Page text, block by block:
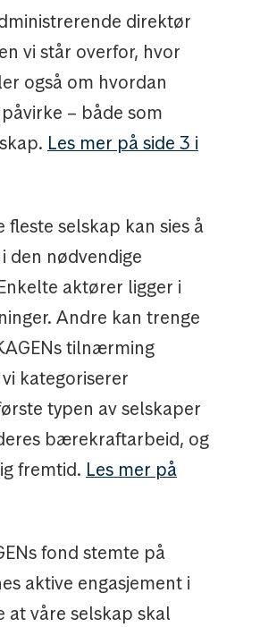
direktør
vi står overfor, hvor
også om hvordan
– både som
Les mer på side 3 i
selskap kan sies å
den nødvendige
aktører ligger i
Andre kan trenge
tilnærming
kategoriserer
typen av selskaper
bærekraftarbeid, og
fremtid. Les mer på
fond stemte på
aktive engasjement i
at våre selskap skal